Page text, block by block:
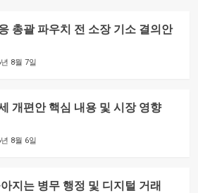
총괄 파우치 전 소장 기소 결의안
8월 7일
개편안 핵심 내용 및 시장 영향
8월 6일
지는 병무 행정 및 디지털 거래